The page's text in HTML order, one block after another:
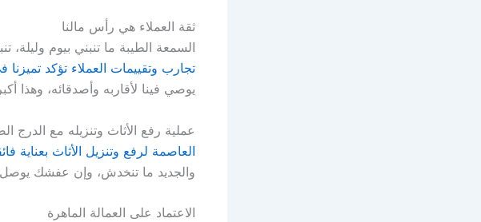
ثقة العملاء هي رأس مالنا
السمعة الطيبة ما تنبني بيوم
تجارب وتقييمات العملاء تؤكد
يوصي فينا لأقاربه وأصدقائه، وهذا
عملية رفع الأثاث وتنزيله مع الدرج
العاصمة لرفع وتنزيل الأثاث بعناية
والجديد ما تنخدش، وإن عفشك يوصل
الاعتماد على العمالة الماهرة